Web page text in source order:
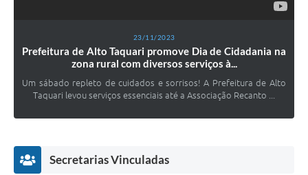
23/11/2023
Prefeitura de Alto Taquari promove Dia de Cidadania na
zona rural com diversos serviços à...
Um sábado repleto de cuidados e sorrisos! A Prefeitura de Alto
Taquari levou serviços essenciais até a Associação Recanto ...
Secretarias Vinculadas